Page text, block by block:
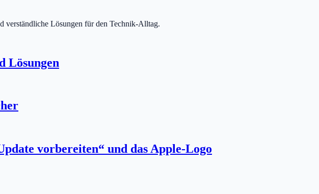
verständliche Lösungen für den Technik-Alltag.
Lösungen
vorbereiten“ und das Apple-Logo